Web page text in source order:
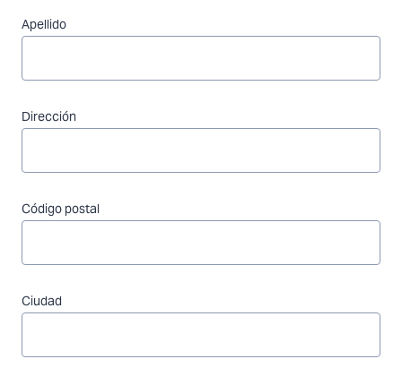
Apellido
Dirección
Código postal
Ciudad